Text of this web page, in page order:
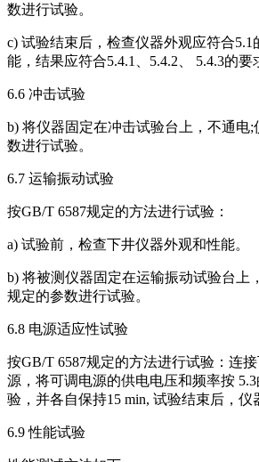
数进行试验。
c) 试验结束后，检查仪器外观应符合5.1
能，结果应符合5.4.1、5.4.2、 5.4.3的要
6.6 冲击试验
b) 将仪器固定在冲击试验台上，不通电;
数进行试验。
6.7 运输振动试验
按GB/T 6587规定的方法进行试验：
a) 试验前，检查下井仪器外观和性能。
b) 将被测仪器固定在运输振动试验台上
规定的参数进行试验。
6.8 电源适应性试验
按GB/T 6587规定的方法进行试验：连
源，将可调电源的供电电压和频率按
验，并各自保持15 min, 试验结束后，仪
6.9 性能试验